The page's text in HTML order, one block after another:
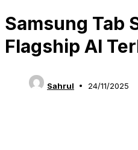
Samsung Tab
Flagship AI
Sahrul 24/11/2025